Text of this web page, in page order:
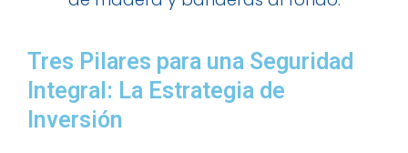
Tres Pilares para una Seguridad
Integral: La Estrategia de
Inversión